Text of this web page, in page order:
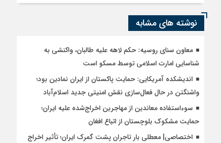
نوشته های مشابه
معاون سنای روسیه: حکم لاهه علیه طالبان، واکنشی به
شناسایی امارت اسلامی توسط مسکو است
اندیشکده آمریکایی: حمایت پاکستان از ایران نمادین بود؛
واشنگتن در حال فعال‌سازی نقش امنیتی جدید اسلام‌آباد
سوءاستفاده معاندین از مهاجرین اخراج‌شده علیه ایران؛
حمایت مشکوک بلوچستان از اتباع افغان
اختصاصی| معطلی بار تاجران پشت گمرک ایران؛ تأثیر اخراج